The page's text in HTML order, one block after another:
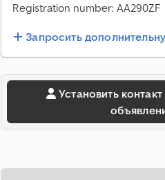
Registration number: AA290ZF
Запросить
Установить контакт с владельцем